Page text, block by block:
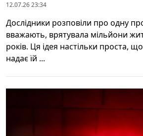
12.07.26 23:34
Дослідники розповіли про одну
вважають, врятувала мільйони
років. Ця ідея настільки проста,
надає їй ...